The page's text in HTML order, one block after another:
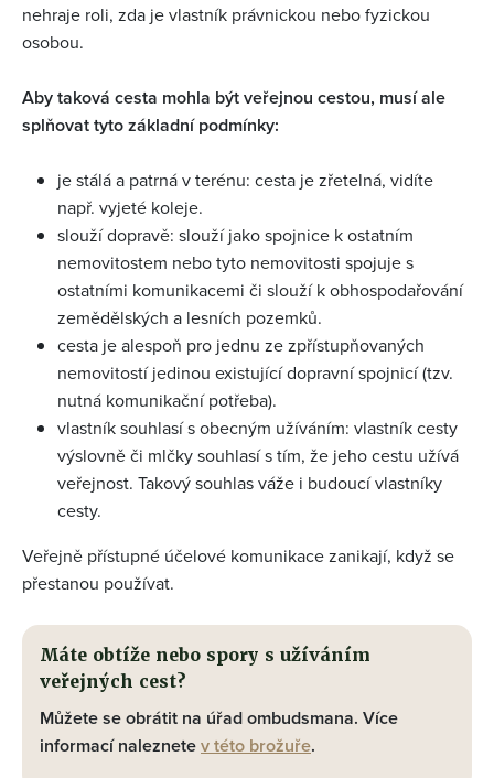
nehraje roli, zda je vlastník právnickou nebo fyzickou
osobou.
Aby taková cesta mohla být veřejnou cestou, musí ale
splňovat tyto základní podmínky:
je stálá a patrná v terénu: cesta je zřetelná, vidíte
např. vyjeté koleje.
slouží dopravě: slouží jako spojnice k ostatním
nemovitostem nebo tyto nemovitosti spojuje s
ostatními komunikacemi či slouží k obhospodařování
zemědělských a lesních pozemků.
cesta je alespoň pro jednu ze zpřístupňovaných
nemovitostí jedinou existující dopravní spojnicí (tzv.
nutná komunikační potřeba).
vlastník souhlasí s obecným užíváním: vlastník cesty
výslovně či mlčky souhlasí s tím, že jeho cestu užívá
veřejnost. Takový souhlas váže i budoucí vlastníky
cesty.
Veřejně přístupné účelové komunikace zanikají, když se
přestanou používat.
Máte obtíže nebo spory s užíváním
veřejných cest?
Můžete se obrátit na úřad ombudsmana. Více
informací naleznetev této brožuře.